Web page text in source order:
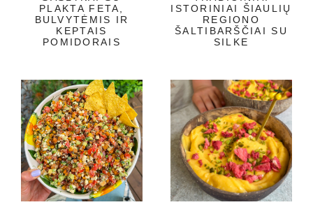
PLAKTA FETA,
BULVYTĖMIS IR
KEPTAIS
POMIDORAIS
ISTORINIAI ŠIAULIŲ
REGIONO
ŠALTIBARŠČIAI SU
SILKE